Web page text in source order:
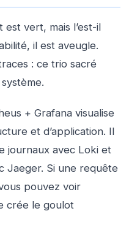
vert, mais l’est-il
il est aveugle.
: ce trio sacré
+ Grafana visualise
et d’application. Il
journaux avec Loki et
Jaeger. Si une requête
pouvez voir
crée le goulot